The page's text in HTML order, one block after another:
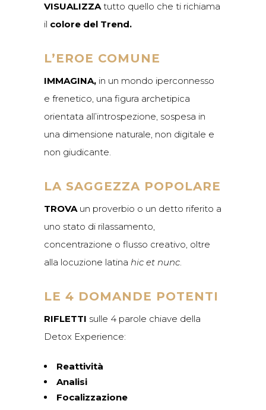
VISUALIZZAtutto quello che ti richiama
il colore del Trend.
L’EROE COMUNE
IMMAGINA, in un mondo iperconnesso
e frenetico, una figura archetipica
orientata all’introspezione, sospesa in
una dimensione naturale, non digitale e
non giudicante.
LA SAGGEZZA POPOLARE
TROVAun proverbio o un detto riferito a
uno stato di rilassamento,
concentrazione o flusso creativo, oltre
alla locuzione latina hic et nunc.
LE 4 DOMANDE POTENTI
RIFLETTI sulle 4 parole chiave della
Detox Experience:
Reattività
Analisi
Focalizzazione